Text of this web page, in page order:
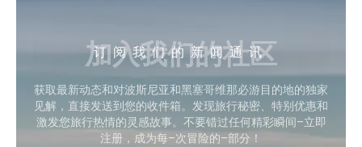
订阅我们的新闻通讯
加入我们的社区
获取最新动态和对波斯尼亚和黑塞哥维那必游目的地的独家
见解，直接发送到您的收件箱。发现旅行秘密、特别优惠和
激发您旅行热情的灵感故事。不要错过任何精彩瞬间–立即
注册，成为每–次冒险的–部分！